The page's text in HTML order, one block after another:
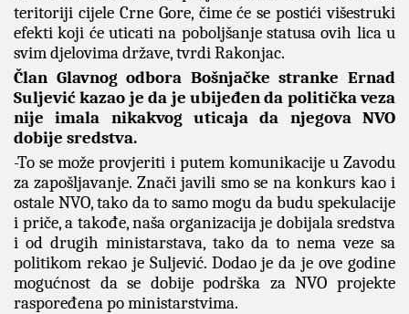
teritoriji cijele Crne Gore, čime će se postići višestruki
efekti koji će uticati na poboljšanje statusa ovih lica u
svim djelovima države, tvrdi Rakonjac.
Član Glavnog odbora Bošnjačke stranke Ernad
Suljević kazao je da je ubijeđen da politička veza
nije imala nikakvog uticaja da njegova NVO
dobije sredstva.
-To se može provjeriti i putem komunikacije u Zavodu
za zapošljavanje. Znači javili smo se na konkurs kao i
ostale NVO, tako da to samo mogu da budu spekulacije
i priče, a takođe, naša organizacija je dobijala sredstva
i od drugih ministarstava, tako da to nema veze sa
politikom rekao je Suljević. Dodao je da je ove godine
mogućnost da se dobije podrška za NVO projekte
raspoređena po ministarstvima.